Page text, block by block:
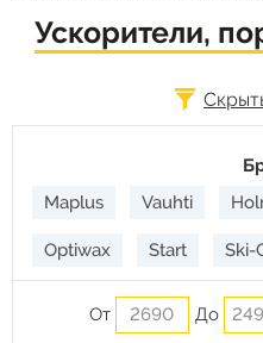
Ускорители,
Maplus
Vauhti
Optiwax Start Ski-
Gallium
От До